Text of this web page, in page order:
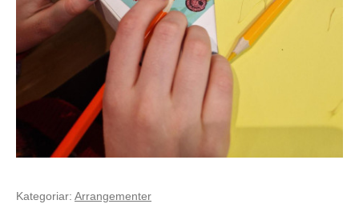
Kategoriar: Arrangementer